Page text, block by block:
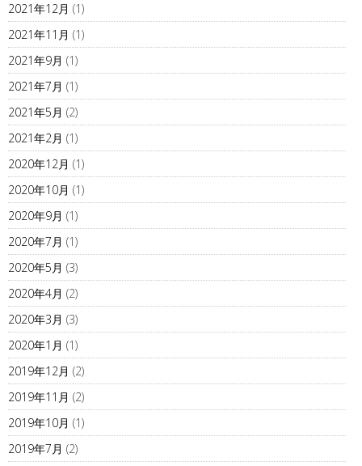
2021年12月 (1)
2021年11月 (1)
2021年9月 (1)
2021年7月 (1)
2021年5月 (2)
2021年2月 (1)
2020年12月 (1)
2020年10月 (1)
2020年9月 (1)
2020年7月 (1)
2020年5月 (3)
2020年4月 (2)
2020年3月 (3)
2020年1月 (1)
2019年12月 (2)
2019年11月 (2)
2019年10月 (1)
2019年7月 (2)